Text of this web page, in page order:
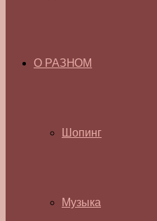
О РАЗНОМ
Шопинг
Музыка